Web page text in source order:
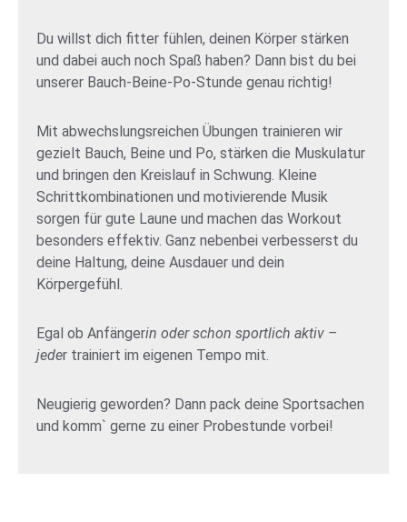
Du willst dich fitter fühlen, deinen Körper stärken
und dabei auch noch Spaß haben? Dann bist du bei
unserer Bauch-Beine-Po-Stunde genau richtig!
Mit abwechslungsreichen Übungen trainieren wir
gezielt Bauch, Beine und Po, stärken die Muskulatur
und bringen den Kreislauf in Schwung. Kleine
Schrittkombinationen und motivierende Musik
sorgen für gute Laune und machen das Workout
besonders effektiv. Ganz nebenbei verbesserst du
deine Haltung, deine Ausdauer und dein
Körpergefühl.
Egal ob Anfängerin oder schon sportlich aktiv –
jeder trainiert im eigenen Tempo mit.
Neugierig geworden? Dann pack deine Sportsachen
und komm` gerne zu einer Probestunde vorbei!